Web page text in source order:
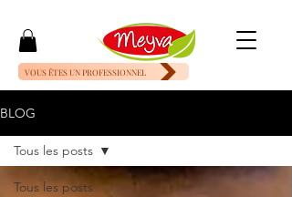
VOUS ÊTES UN PROFESSIONNEL
BLOG
Tous les posts
Tous les posts